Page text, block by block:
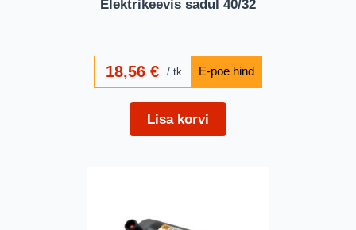
Elektrikeevis sadul 40/32
18,56 € tk
Lisa korvi